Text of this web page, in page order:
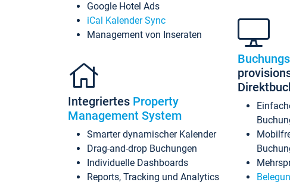
Google Hotel Ads
iCal Kalender Sync
Management von Inseraten
Integriertes Property
Management System
Smarter dynamischer Kalender
Drag-and-drop Buchungen
Individuelle Dashboards
Reports, Tracking und Analytics